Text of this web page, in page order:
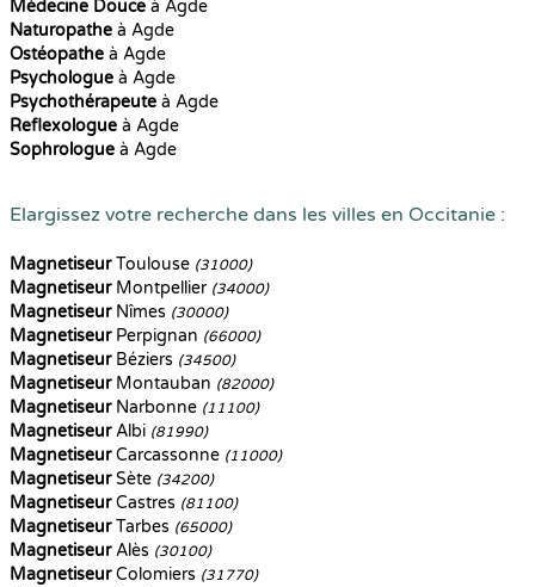
Médecine Douce à Agde
Naturopathe à Agde
Ostéopathe à Agde
Psychologue à Agde
Psychothérapeute à Agde
Reflexologue à Agde
Sophrologue à Agde
Elargissez votre recherche dans les villes en Occitanie :
MagnetiseurToulouse (31000)
MagnetiseurMontpellier (34000)
MagnetiseurNîmes (30000)
MagnetiseurPerpignan (66000)
MagnetiseurBéziers (34500)
MagnetiseurMontauban (82000)
MagnetiseurNarbonne (11100)
MagnetiseurAlbi (81990)
MagnetiseurCarcassonne (11000)
MagnetiseurSète (34200)
MagnetiseurCastres (81100)
MagnetiseurTarbes (65000)
MagnetiseurAlès (30100)
MagnetiseurColomiers (31770)